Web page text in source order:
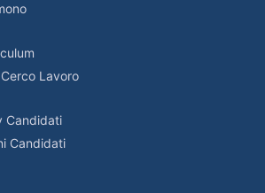
Lavoro
Candidati
Candidati